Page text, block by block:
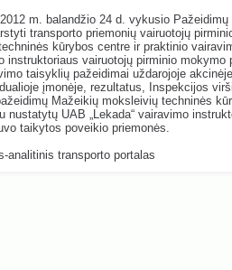
m. balandžio 24 d. vykusio Pažeidimų
transporto priemonių vairuotojų
kūrybos centre ir praktinio
instruktoriaus vairuotojų pirminio mokymo
taisyklių pažeidimai uždarojoje
įmonėje, rezultatus, Inspekcijos
Mažeikių moksleivių techninės
nustatytų UAB „Lekada“ vairavimo
taikytos poveikio priemonės.
analitinis transporto portalas